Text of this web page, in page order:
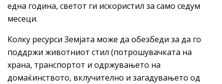
една година, светот ги искористил за само седум
месеци.
Колку ресурси Земјата може да обезбеди за да го
поддржи животниот стил (потрошувачката на
храна, транспортот и одржувањето на
домаќинството, вклучително и загадувањето од